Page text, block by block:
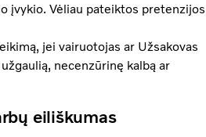
įvykio. Vėliau pateiktos pretenzijos
jei vairuotojas ar Užsakovas
necenzūrinę kalbą ar
eiliškumas